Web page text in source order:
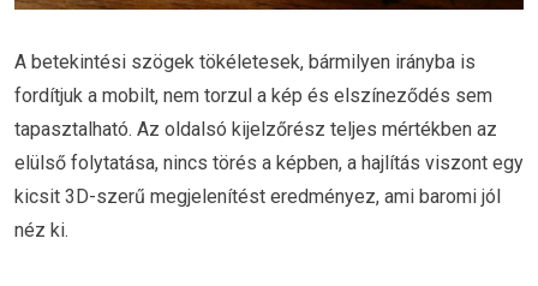
A betekintési szögek tökéletesek, bármilyen irányba is
fordítjuk a mobilt, nem torzul a kép és elszíneződés sem
tapasztalható. Az oldalsó kijelzőrész teljes mértékben az
elülső folytatása, nincs törés a képben, a hajlítás viszont egy
kicsit 3D-szerű megjelenítést eredményez, ami baromi jól
néz ki.